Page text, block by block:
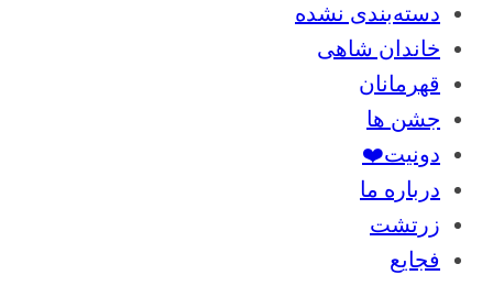
دسته‌بندی نشده
خاندان شاهی
قهرمانان
جشن ها
دونیت❤️
درباره ما
زرتشت
فجایع